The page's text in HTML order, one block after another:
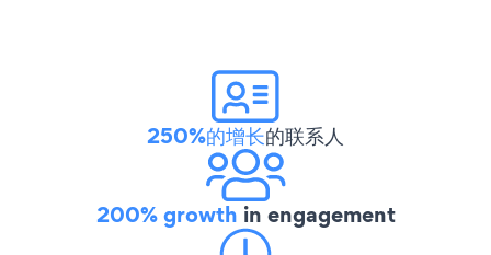
250%的增长的联系人
200% growth in engagement